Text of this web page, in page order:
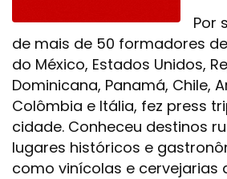
Por
de mais de 50 formadores
do México, Estados Unidos,
Dominicana, Panamá, Chile,
Colômbia e Itália, fez press
cidade. Conheceu destinos
lugares históricos e
como vinícolas e cervejarias